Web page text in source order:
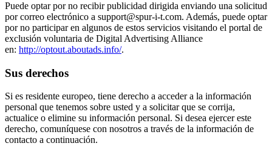
Puede optar por no recibir publicidad dirigida enviando una solicitud
por correo electrónico a support@spur-i-t.com. Además, puede optar
por no participar en algunos de estos servicios visitando el portal de
exclusión voluntaria de Digital Advertising Alliance
en: http://optout.aboutads.info/.
Sus derechos
Si es residente europeo, tiene derecho a acceder a la información
personal que tenemos sobre usted y a solicitar que se corrija,
actualice o elimine su información personal. Si desea ejercer este
derecho, comuníquese con nosotros a través de la información de
contacto a continuación.